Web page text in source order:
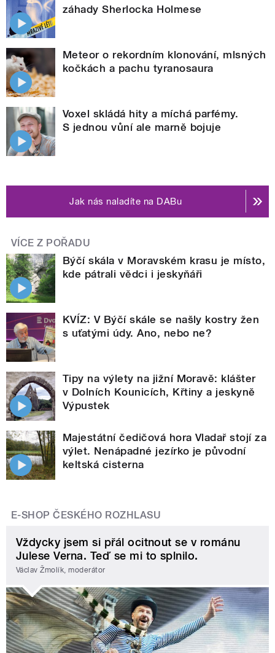
záhady Sherlocka Holmese
Meteor o rekordním klonování, mlsných
kočkách a pachu tyranosaura
Voxel skládá hity a míchá parfémy.
S jednou vůní ale marně bojuje
Jak nás naladíte na DABu
VÍCE Z POŘADU
Býčí skála v Moravském krasu je místo,
kde pátrali vědci i jeskyňáři
KVÍZ: V Býčí skále se našly kostry žen
s uťatými údy. Ano, nebo ne?
Tipy na výlety na jižní Moravě: klášter
v Dolních Kounicích, Křtiny a jeskyně
Výpustek
Majestátní čedičová hora Vladař stojí za
výlet. Nenápadné jezírko je původní
keltská cisterna
E-SHOP ČESKÉHO ROZHLASU
Vždycky jsem si přál ocitnout se v románu
Julese Verna. Teď se mi to splnilo.
Václav Žmolík, moderátor